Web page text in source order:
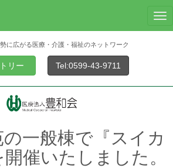
N
a
a
n
に広がる医療・介護・福祉のネットワーク
リー Tel:0599-43-9711
一般棟で『スイカ
催いたしました。